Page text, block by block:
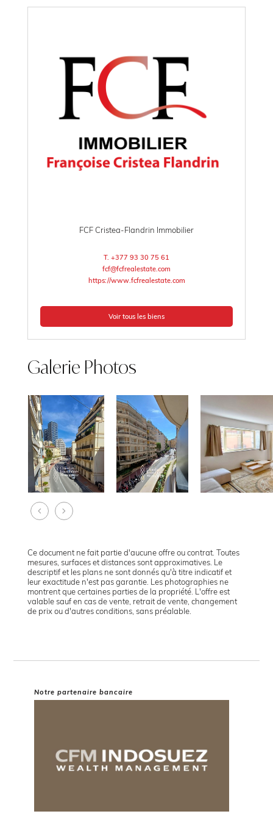
FCF Cristea-Flandrin Immobilier
T. +377 93 30 75 61
fcf@fcfrealestate.com
https://www.fcfrealestate.com
Voir tous les biens
Galerie Photos
Ce document ne fait partie d'aucune offre ou contrat. Toutes
mesures, surfaces et distances sont approximatives. Le
descriptif et les plans ne sont donnés qu'à titre indicatif et
leur exactitude n'est pas garantie. Les photographies ne
montrent que certaines parties de la propriété. L'offre est
valable sauf en cas de vente, retrait de vente, changement
de prix ou d'autres conditions, sans préalable.
Notre partenaire bancaire